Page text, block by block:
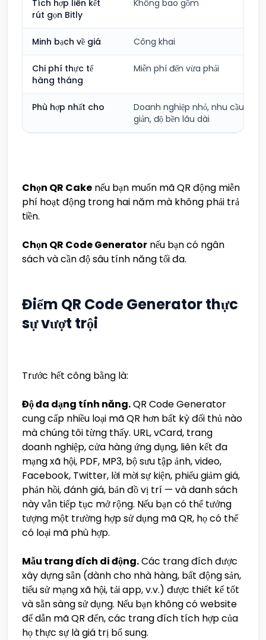
Tích hợp liên kết
rút gọn Bitly
Không bao gồm
Minh bạch về giá Công khai
Chi phí thực tế
hàng tháng
Miễn phí đến vừa phải
Phù hợp nhất cho
Doanh nghiệp nhỏ, nhu cầu đơn
giản, độ bền lâu dài
Chọn QR Cake nếu bạn muốn mã QR động miễn
phí hoạt động trong hai năm mà không phải trả
tiền.
Chọn QR Code Generator nếu bạn có ngân
sách và cần độ sâu tính năng tối đa.
Điểm QR Code Generator thực
sự vượt trội
Trước hết công bằng là:
Độ đa dạng tính năng.QR Code Generator
cung cấp nhiều loại mã QR hơn bất kỳ đối thủ nào
mà chúng tôi từng thấy. URL, vCard, trang
doanh nghiệp, cửa hàng ứng dụng, liên kết đa
mạng xã hội, PDF, MP3, bộ sưu tập ảnh, video,
Facebook, Twitter, lời mời sự kiện, phiếu giảm giá,
phản hồi, đánh giá, bản đồ vị trí — và danh sách
này vẫn tiếp tục mở rộng. Nếu bạn có thể tưởng
tượng một trường hợp sử dụng mã QR, họ có thể
có loại mã phù hợp.
Mẫu trang đích di động.Các trang đích được
xây dựng sẵn (dành cho nhà hàng, bất động sản,
tiểu sử mạng xã hội, tải app, v.v.) được thiết kế tốt
và sẵn sàng sử dụng. Nếu bạn không có website
để dẫn mã QR đến, các trang đích tích hợp của
họ thực sự là giá trị bổ sung.